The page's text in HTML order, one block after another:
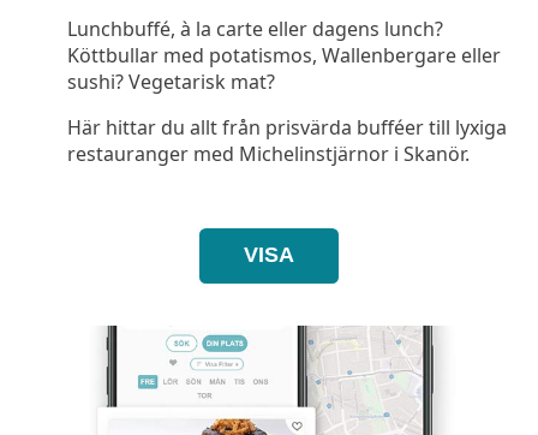
Lunchbuffé, à la carte eller dagens lunch?
Köttbullar med potatismos, Wallenbergare eller
sushi? Vegetarisk mat?
Här hittar du allt från prisvärda bufféer till lyxiga
restauranger med Michelinstjärnor i Skanör.
VISA